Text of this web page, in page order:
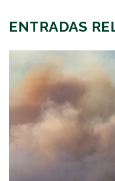
ENTRADAS